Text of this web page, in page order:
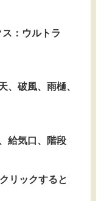
：ウルトラ
風、雨樋、
気口、階段
ックすると